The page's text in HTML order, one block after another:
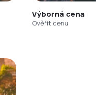
Výborná cena
Ověřit cenu